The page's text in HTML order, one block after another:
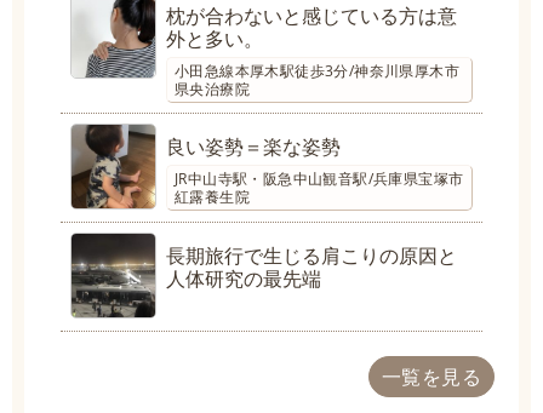
枕が合わないと感じている方は意
外と多い。
小田急線本厚木駅徒歩3分/神奈川県厚木市
県央治療院
良い姿勢＝楽な姿勢
JR中山寺駅・阪急中山観音駅/兵庫県宝塚市
紅露養生院
長期旅行で生じる肩こりの原因と
人体研究の最先端
一覧を見る